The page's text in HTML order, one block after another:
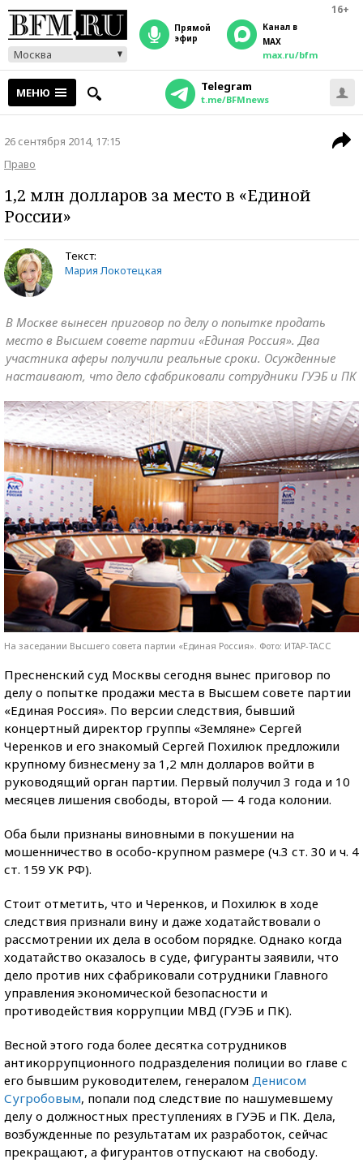
16+
Москва
прямой
эфир
Канал в
MAX
max.ru/bfm
МЕНЮ Telegram
t.me/BFMnews
26 сентября 2014, 17:15
Право
1,2 млн долларов за место в «Единой
России»
Текст:
Мария Локотецкая
В Москве вынесен приговор по делу о попытке продать
место в Высшем совете партии «Единая Россия». Два
участника аферы получили реальные сроки. Осужденные
настаивают, что дело сфабриковали сотрудники ГУЭБ и ПК
На заседании Высшего совета партии «Единая Россия». Фото: ИТАР-ТАСС
Пресненский суд Москвы сегодня вынес приговор по
делу о попытке продажи места в Высшем совете партии
«Единая Россия». По версии следствия, бывший
концертный директор группы «Земляне» Сергей
Черенков и его знакомый Сергей Похилюк предложили
крупному бизнесмену за 1,2 млн долларов войти в
руководящий орган партии. Первый получил 3 года и 10
месяцев лишения свободы, второй — 4 года колонии.
Оба были признаны виновными в покушении на
мошенничество в особо-крупном размере (ч.3 ст. 30 и ч. 4
ст. 159 УК РФ).
Стоит отметить, что и Черенков, и Похилюк в ходе
следствия признали вину и даже ходатайствовали о
рассмотрении их дела в особом порядке. Однако когда
ходатайство оказалось в суде, фигуранты заявили, что
дело против них сфабриковали сотрудники Главного
управления экономической безопасности и
противодействия коррупции МВД (ГУЭБ и ПК).
Весной этого года более десятка сотрудников
антикоррупционного подразделения полиции во главе с
его бывшим руководителем, генералом Денисом
Сугробовым, попали под следствие по нашумевшему
делу о должностных преступлениях в ГУЭБ и ПК. Дела,
возбужденные по результатам их разработок, сейчас
прекращают, а фигурантов отпускают на свободу.